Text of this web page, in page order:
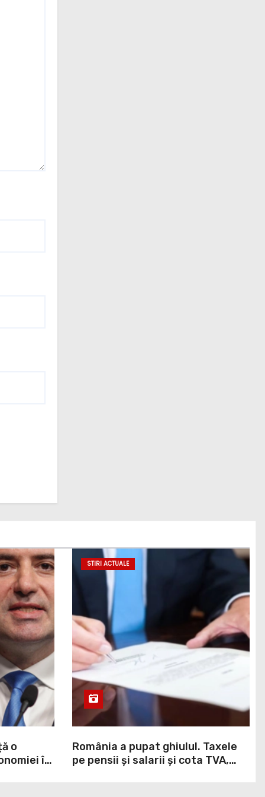
o
în
STIRI ACTUALE
România a pupat ghiulul. Taxele
pe pensii și salarii și cota TVA,